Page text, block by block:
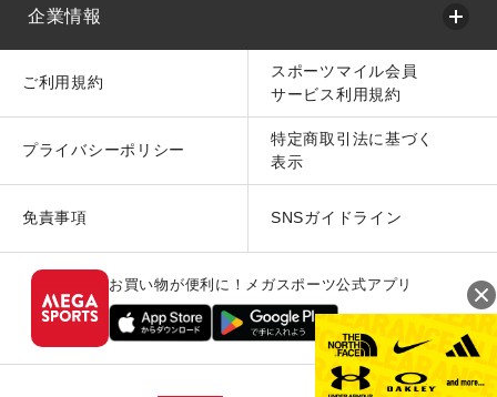
企業情報
ご利用規約
スポーツマイル会員
サービス利用規約
プライバシーポリシー
特定商取引法に基づく
表示
免責事項 SNSガイドライン
お買い物が便利に！メガスポーツ公式アプリ